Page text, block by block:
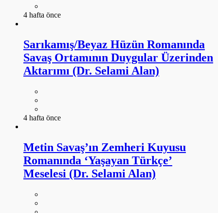
4 hafta önce
Sarıkamış/Beyaz Hüzün Romanında
Savaş Ortamının Duygular Üzerinden
Aktarımı (Dr. Selami Alan)
4 hafta önce
Metin Savaş’ın Zemheri Kuyusu
Romanında ‘Yaşayan Türkçe’
Meselesi (Dr. Selami Alan)